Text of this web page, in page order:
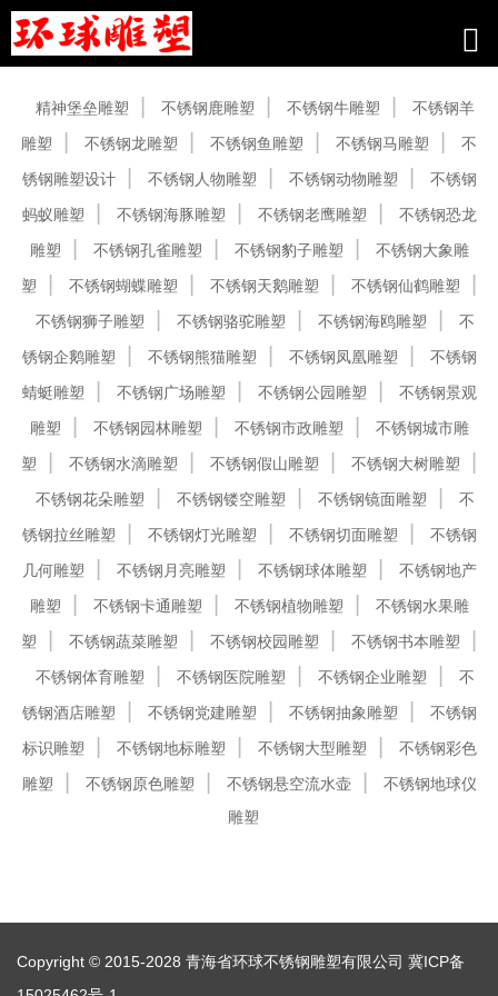
精神堡垒雕塑 不锈钢鹿雕塑 不锈钢牛雕塑
不锈钢羊
雕塑
不锈钢龙雕塑 不锈钢鱼雕塑 不锈钢马雕塑
不
锈钢雕塑设计
不锈钢人物雕塑 不锈钢动物雕塑
不锈钢
蚂蚁雕塑
不锈钢海豚雕塑 不锈钢老鹰雕塑
不锈钢恐龙
雕塑
不锈钢孔雀雕塑 不锈钢豹子雕塑
不锈钢大象雕
塑
不锈钢蝴蝶雕塑 不锈钢天鹅雕塑
不锈钢仙鹤雕塑
不锈钢狮子雕塑
不锈钢骆驼雕塑 不锈钢海鸥雕塑
不
锈钢企鹅雕塑
不锈钢熊猫雕塑 不锈钢凤凰雕塑
不锈钢
蜻蜓雕塑
不锈钢广场雕塑 不锈钢公园雕塑
不锈钢景观
雕塑
不锈钢园林雕塑 不锈钢市政雕塑
不锈钢城市雕
塑
不锈钢水滴雕塑 不锈钢假山雕塑
不锈钢大树雕塑
不锈钢花朵雕塑
不锈钢镂空雕塑 不锈钢镜面雕塑
不
锈钢拉丝雕塑
不锈钢灯光雕塑 不锈钢切面雕塑
不锈钢
几何雕塑
不锈钢月亮雕塑 不锈钢球体雕塑
不锈钢地产
雕塑
不锈钢卡通雕塑 不锈钢植物雕塑
不锈钢水果雕
塑
不锈钢蔬菜雕塑 不锈钢校园雕塑
不锈钢书本雕塑
不锈钢体育雕塑
不锈钢医院雕塑 不锈钢企业雕塑
不
锈钢酒店雕塑
不锈钢党建雕塑 不锈钢抽象雕塑
不锈钢
标识雕塑
不锈钢地标雕塑 不锈钢大型雕塑
不锈钢彩色
雕塑
不锈钢原色雕塑 不锈钢悬空流水壶
不锈钢地球仪
雕塑
Copyright © 2015-2028 青海省环球不锈钢雕塑有限公司 冀ICP备